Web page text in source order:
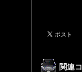
関連